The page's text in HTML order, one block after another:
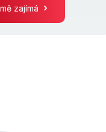
To mě zajímá